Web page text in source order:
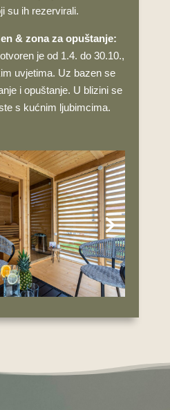
su ih rezervirali.
& zona za opuštanje:
je od 1.4. do 30.10.,
uvjetima. Uz bazen se
i opuštanje. U blizini se
s kućnim ljubimcima.